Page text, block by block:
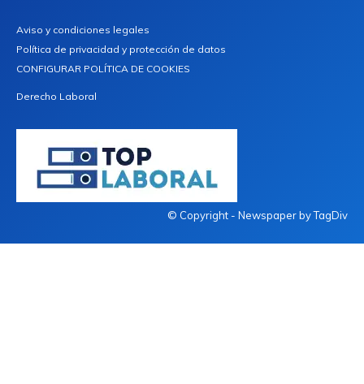
Aviso y condiciones legales
Política de privacidad y protección de datos
CONFIGURAR POLÍTICA DE COOKIES
Derecho Laboral
© Copyright - Newspaper by TagDiv